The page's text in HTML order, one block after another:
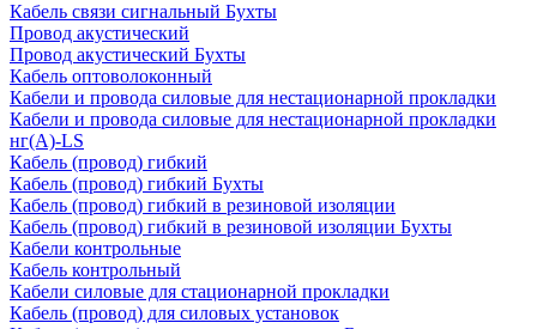
Кабель связи сигнальный Бухты
Провод акустический
Провод акустический Бухты
Кабель оптоволоконный
Кабели и провода силовые для нестационарной прокладки
Кабели и провода силовые для нестационарной прокладки
нг(А)-LS
Кабель (провод) гибкий
Кабель (провод) гибкий Бухты
Кабель (провод) гибкий в резиновой изоляции
Кабель (провод) гибкий в резиновой изоляции Бухты
Кабели контрольные
Кабель контрольный
Кабели силовые для стационарной прокладки
Кабель (провод) для силовых установок